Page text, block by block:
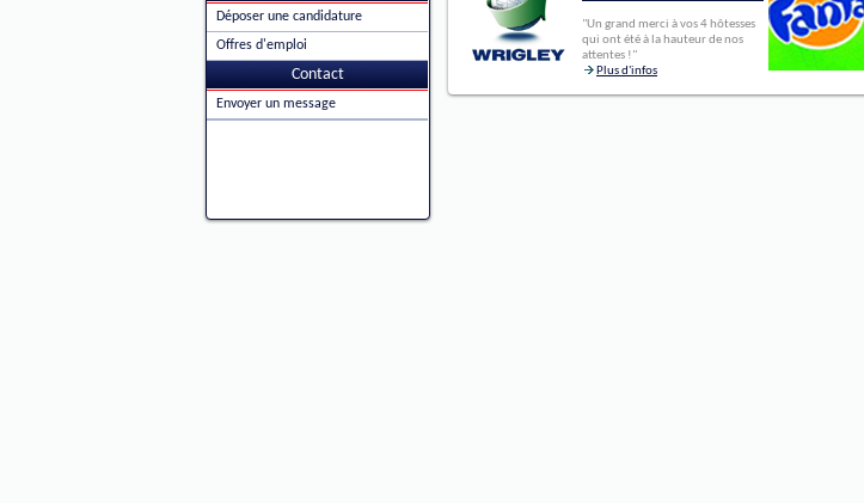
Déposer une candidature
Offres d'emploi
Contact
Envoyer un message
"Un grand merci à vos 4 hôtesses
qui ont été à la hauteur de nos
attentes !"
Plus d'infos